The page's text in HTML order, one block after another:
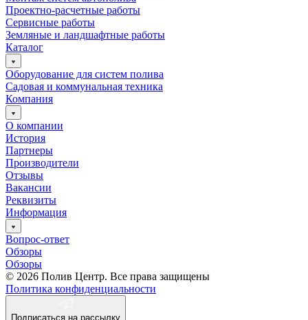
Проектно-расчетные работы
Сервисные работы
Земляные и ландшафтные работы
Каталог
Оборудование для систем полива
Садовая и коммунальная техника
Компания
О компании
История
Партнеры
Производители
Отзывы
Вакансии
Реквизиты
Информация
Вопрос-ответ
Обзоры
Обзоры
© 2026 Полив Центр. Все права защищены
Политика конфиденциальности
Подписаться на рассылку